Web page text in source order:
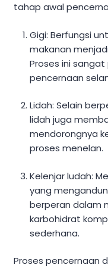
tahap awal
Gigi: Berfungsi
makanan
Proses ini
pencernaan
Lidah: Selain
lidah juga
mendorongnya
proses menelan.
Kelenjar ludah:
yang
berperan dalam
karbohidrat
sederhana.
Proses pencernaan